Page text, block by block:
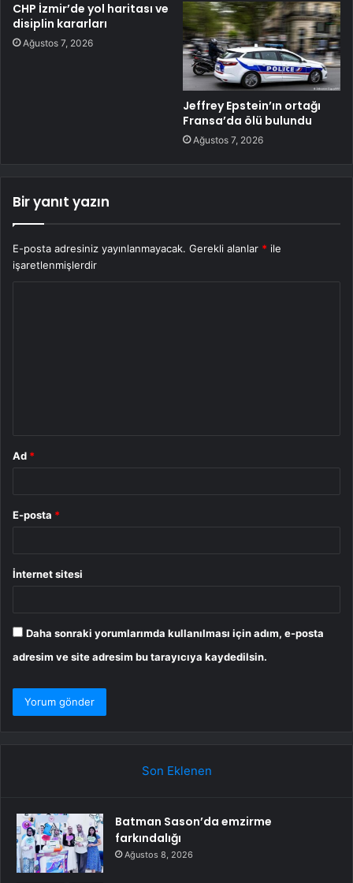
CHP İzmir’de yol haritası ve
disiplin kararları
Ağustos 7, 2026
Jeffrey Epstein’ın ortağı
Fransa’da ölü bulundu
Ağustos 7, 2026
Bir yanıt yazın
E-posta adresiniz yayınlanmayacak. Gerekli alanlar * ile
işaretlenmişlerdir
Ad *
E-posta *
İnternet sitesi
Daha sonraki yorumlarımda kullanılması için adım, e-posta
adresim ve site adresim bu tarayıcıya kaydedilsin.
Son Eklenen
Batman Sason’da emzirme
farkındalığı
Ağustos 8, 2026